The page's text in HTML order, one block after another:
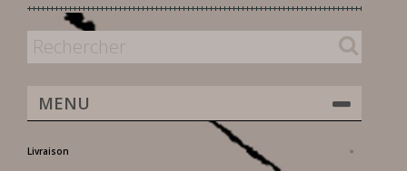
MENU
Livraison